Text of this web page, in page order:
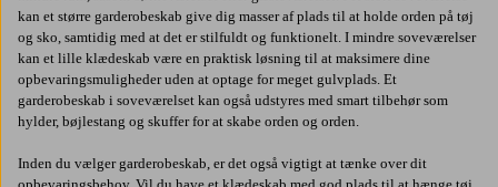
kan et større garderobeskab give dig masser af plads til at holde orden på tøj
og sko, samtidig med at det er stilfuldt og funktionelt. I mindre soveværelser
kan et lille klædeskab være en praktisk løsning til at maksimere dine
opbevaringsmuligheder uden at optage for meget gulvplads. Et
garderobeskab i soveværelset kan også udstyres med smart tilbehør som
hylder, bøjlestang og skuffer for at skabe orden og orden.
Inden du vælger garderobeskab, er det også vigtigt at tænke over dit